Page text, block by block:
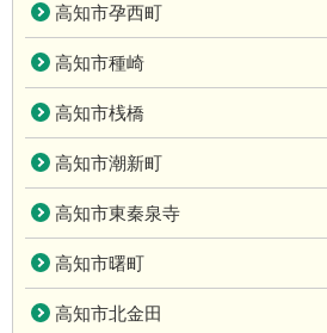
高知市孕西町
高知市種崎
高知市桟橋
高知市潮新町
高知市東秦泉寺
高知市曙町
高知市北金田